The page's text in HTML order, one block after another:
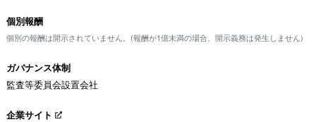
個別報酬
個別の報酬は開示されていません。(報酬が1億未満の場合、開示義務は発生しません)
ガバナンス体制
監査等委員会設置会社
企業サイト